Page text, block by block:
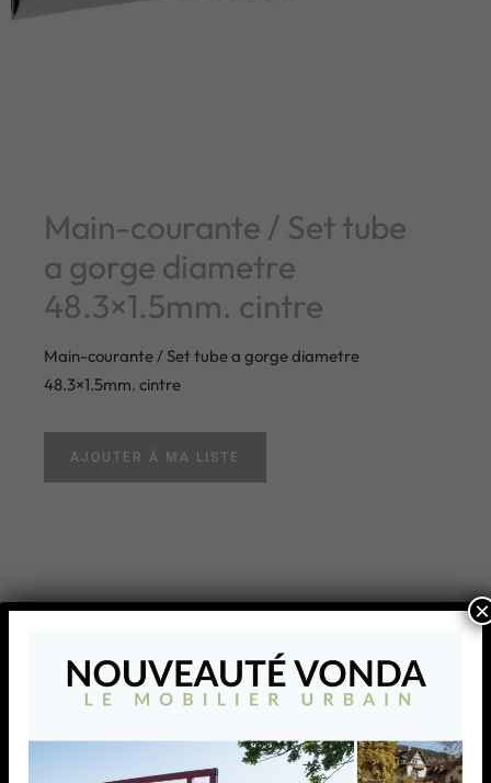
Main-courante / Set tube
a gorge diametre
48.3×1.5mm. cintre
Main-courante / Set tube a gorge diametre
48.3×1.5mm. cintre
AJOUTER À MA LISTE
×